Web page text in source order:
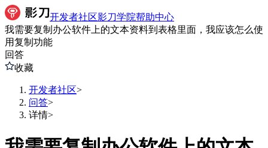
开发者社区影刀学院帮助中心
我需要复制办公软件上的文本资料到表格里面，我应该怎么使
用复制功能
回答
收藏
开发者社区>
问答>
详情>